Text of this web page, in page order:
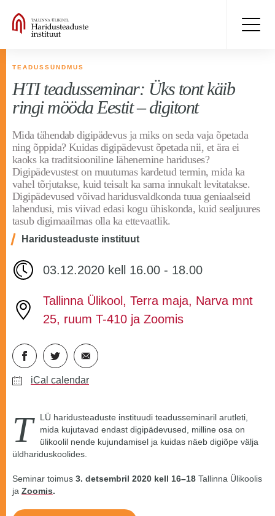
TEADUSSÜNDMUS
HTI teadusseminar: Üks tont käib
ringi mööda Eestit – digitont
Mida tähendab digipädevus ja miks on seda vaja õpetada
ning õppida? Kuidas digipädevust õpetada nii, et ära ei
kaoks ka traditsiooniline lähenemine hariduses?
Digipädevustest on muutumas kardetud termin, mida ka
vahel tõrjutakse, kuid teisalt ka sama innukalt levitatakse.
Digipädevused võivad haridusvaldkonda tuua geniaalseid
lahendusi, mis viivad edasi kogu ühiskonda, kuid sealjuures
tasub digimaailmas olla ka ettevaatlik.
Haridusteaduste instituut
03.12.2020 kell 16.00 - 18.00
Tallinna Ülikool, Terra maja, Narva mnt
25, ruum T-410 ja Zoomis
iCal calendar
T
LÜ haridusteaduste instituudi teadusseminaril arutleti,
mida kujutavad endast digipädevused, milline osa on
ülikoolil nende kujundamisel ja kuidas näeb digiõpe välja
üldhariduskoolides.
Seminar toimus 3. detsembril 2020 kell 16–18 Tallinna Ülikoolis
ja Zoomis.